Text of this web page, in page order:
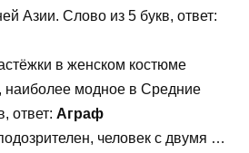
Азии. Слово из 5 букв, ответ:
в женском костюме
наиболее модное в Средние
ответ: Аграф
человек с двумя …